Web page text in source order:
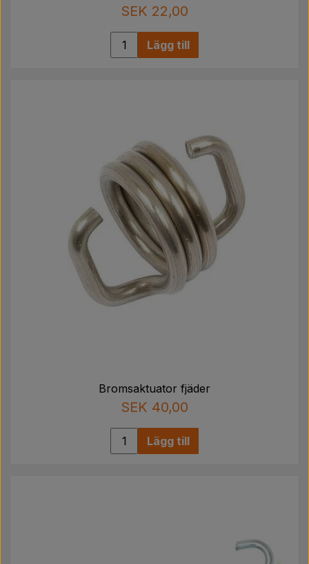
SEK 22,00
Lägg till
Bromsaktuator fjäder
SEK 40,00
Lägg till